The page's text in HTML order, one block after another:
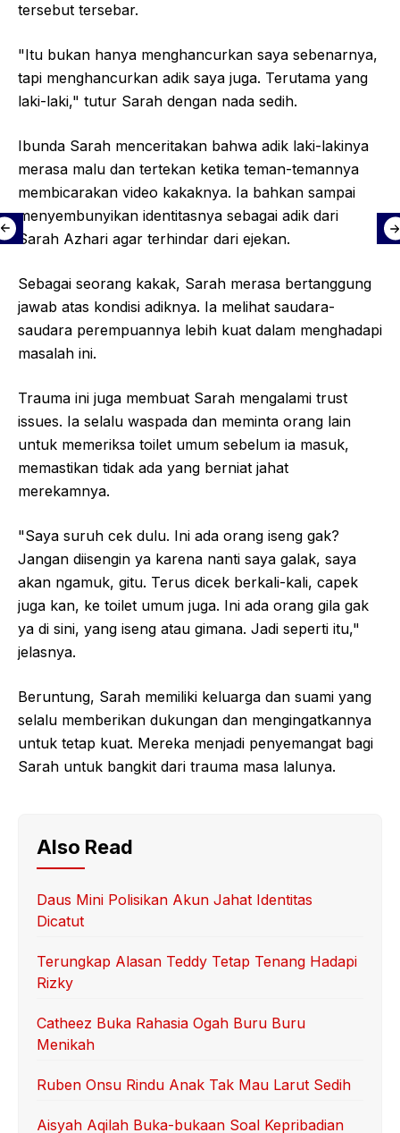
tersebut tersebar.
"Itu bukan hanya menghancurkan saya sebenarnya,
tapi menghancurkan adik saya juga. Terutama yang
laki-laki," tutur Sarah dengan nada sedih.
Ibunda Sarah menceritakan bahwa adik laki-lakinya
merasa malu dan tertekan ketika teman-temannya
membicarakan video kakaknya. Ia bahkan sampai
menyembunyikan identitasnya sebagai adik dari
Sarah Azhari agar terhindar dari ejekan.
Sebagai seorang kakak, Sarah merasa bertanggung
jawab atas kondisi adiknya. Ia melihat saudara-
saudara perempuannya lebih kuat dalam menghadapi
masalah ini.
Trauma ini juga membuat Sarah mengalami trust
issues. Ia selalu waspada dan meminta orang lain
untuk memeriksa toilet umum sebelum ia masuk,
memastikan tidak ada yang berniat jahat
merekamnya.
"Saya suruh cek dulu. Ini ada orang iseng gak?
Jangan diisengin ya karena nanti saya galak, saya
akan ngamuk, gitu. Terus dicek berkali-kali, capek
juga kan, ke toilet umum juga. Ini ada orang gila gak
ya di sini, yang iseng atau gimana. Jadi seperti itu,"
jelasnya.
Beruntung, Sarah memiliki keluarga dan suami yang
selalu memberikan dukungan dan mengingatkannya
untuk tetap kuat. Mereka menjadi penyemangat bagi
Sarah untuk bangkit dari trauma masa lalunya.
Also Read
Daus Mini Polisikan Akun Jahat Identitas
Dicatut
Terungkap Alasan Teddy Tetap Tenang Hadapi
Rizky
Catheez Buka Rahasia Ogah Buru Buru
Menikah
Ruben Onsu Rindu Anak Tak Mau Larut Sedih
Aisyah Aqilah Buka-bukaan Soal Kepribadian